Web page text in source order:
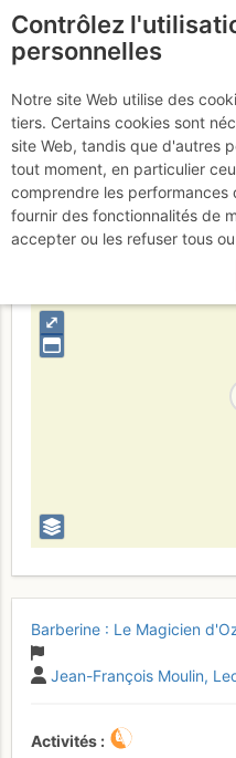
Barberine
d'Oz
Vendredi 14
Suisse Valais Haut
⤢
Barberine : Le Magicien
Jean-François Moulin
Activités
Contrôlez
personnelles
Notre site Web utilise des
tiers. Certains cookies sont
site Web, tandis que d'autres
tout moment, en particulier
comprendre les performances
fournir des fonctionnalités de
accepter ou les refuser tous